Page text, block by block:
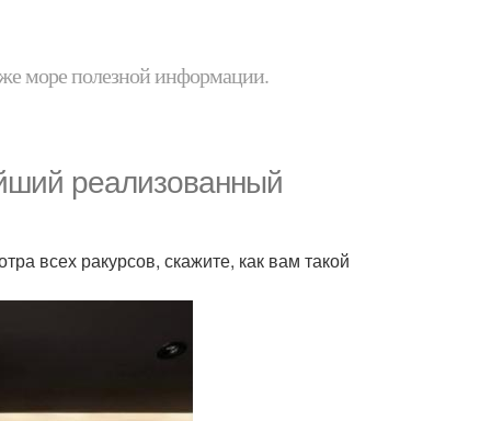
море полезной информации.
реализованный
всех ракурсов, скажите, как вам такой